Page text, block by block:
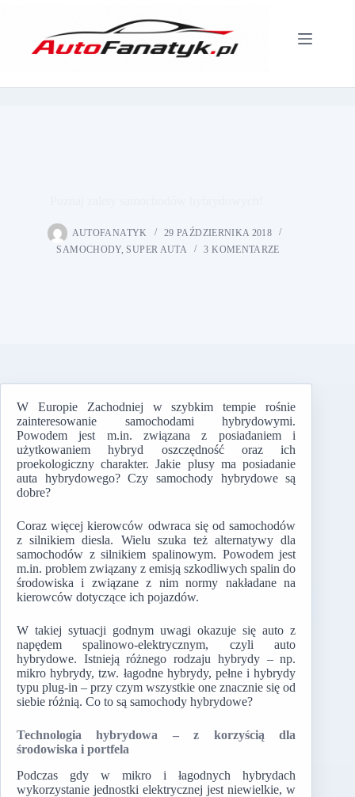
AUTOFANATYK
29 PAŹDZIERNIKA 2018
SAMOCHODY,SUPER AUTA 3 KOMENTARZE
W Europie Zachodniej w szybkim tempie rośnie
zainteresowanie samochodami hybrydowymi.
Powodem jest m.in. związana z posiadaniem i
użytkowaniem hybryd oszczędność oraz ich
proekologiczny charakter. Jakie plusy ma posiadanie
auta hybrydowego? Czy samochody hybrydowe są
dobre?
Coraz więcej kierowców odwraca się od samochodów
z silnikiem diesla. Wielu szuka też alternatywy dla
samochodów z silnikiem spalinowym. Powodem jest
m.in. problem związany z emisją szkodliwych spalin do
środowiska i związane z nim normy nakładane na
kierowców dotyczące ich pojazdów.
W takiej sytuacji godnym uwagi okazuje się auto z
napędem spalinowo-elektrycznym, czyli auto
hybrydowe. Istnieją różnego rodzaju hybrydy – np.
mikro hybrydy, tzw. łagodne hybrydy, pełne i hybrydy
typu plug-in – przy czym wszystkie one znacznie się od
siebie różnią. Co to są samochody hybrydowe?
Technologia hybrydowa – z korzyścią dla
środowiska i portfela
Podczas gdy w mikro i łagodnych hybrydach
wykorzystanie jednostki elektrycznej jest niewielkie, w